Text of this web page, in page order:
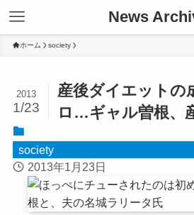
News
ホーム society
産後ダイエットの
ロ…ギャル曽根、
2013
1/23
society
2013年1月23日